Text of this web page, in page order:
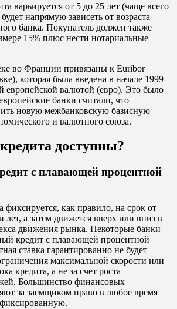
варьируется от 5 до 25 лет (чаще всего
напрямую зависеть от возраста
банка. Покупатель должен также
15% плюс нести нотариальные
во Франции привязаны к Euribor
которая была введена в начале 1999
европейской валютой (евро). Это было
банки считали, что
новую межбанковскую базисную
и валютного союза.
доступны?
с плавающей процентной
фиксируется, как правило, на срок от
лет, а затем движется вверх или вниз в
движения рынка. Некоторые банки
кредит с плавающей процентной
ставка гарантированно не будет
максимальной скорости или
кредита, а не за счет роста
Большинство финансовых
за заемщиком право в любое время